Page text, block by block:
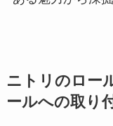
ニトリのロー
ールへの取り